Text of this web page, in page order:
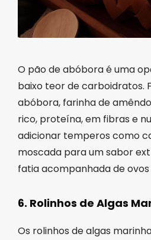
O pão de abóbora é uma
baixo teor de carboidratos.
abóbora, farinha de
rico, proteína, em fibras e
adicionar temperos como
moscada para um sabor
fatia acompanhada de ovos
6. Rolinhos de Algas
Os rolinhos de algas